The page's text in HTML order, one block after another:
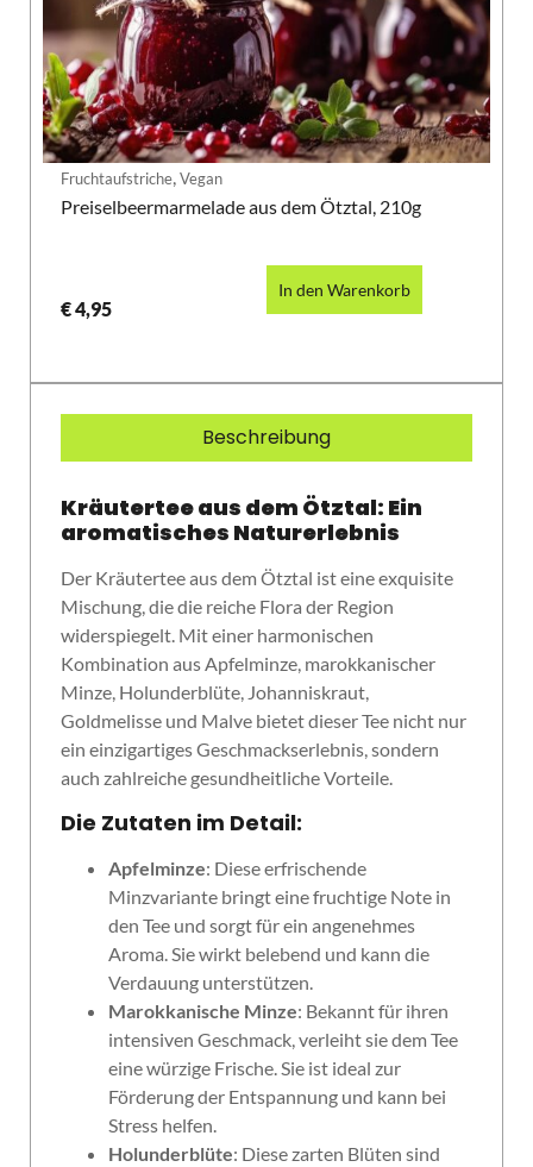
Fruchtaufstriche,Vegan
Preiselbeermarmelade aus dem Ötztal, 210g
€4,95
In den Warenkorb
Beschreibung
Kräutertee aus dem Ötztal: Ein
aromatisches Naturerlebnis
Der Kräutertee aus dem Ötztal ist eine exquisite
Mischung, die die reiche Flora der Region
widerspiegelt. Mit einer harmonischen
Kombination aus Apfelminze, marokkanischer
Minze, Holunderblüte, Johanniskraut,
Goldmelisse und Malve bietet dieser Tee nicht nur
ein einzigartiges Geschmackserlebnis, sondern
auch zahlreiche gesundheitliche Vorteile.
Die Zutaten im Detail:
Apfelminze: Diese erfrischende
Minzvariante bringt eine fruchtige Note in
den Tee und sorgt für ein angenehmes
Aroma. Sie wirkt belebend und kann die
Verdauung unterstützen.
Marokkanische Minze: Bekannt für ihren
intensiven Geschmack, verleiht sie dem Tee
eine würzige Frische. Sie ist ideal zur
Förderung der Entspannung und kann bei
Stress helfen.
Holunderblüte: Diese zarten Blüten sind